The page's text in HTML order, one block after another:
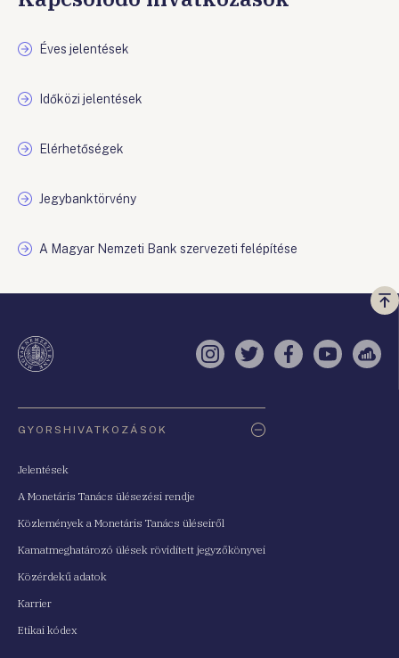
Éves jelentések
Időközi jelentések
Elérhetőségek
Jegybanktörvény
A Magyar Nemzeti Bank szervezeti felépítése
a
Instagram
TwitterFacebook
YouTube
GYORSHIVATKOZÁSOK
Jelentések
A Monetáris Tanács ülésezési rendje
Közlemények a Monetáris Tanács üléseiről
Kamatmeghatározó ülések rövidített jegyzőkönyvei
Közérdekű adatok
Karrier
Etikai kódex